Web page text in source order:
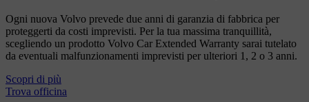
Ogni nuova Volvo prevede due anni di garanzia di fabbrica per
proteggerti da costi imprevisti. Per la tua massima tranquillità,
scegliendo un prodotto Volvo Car Extended Warranty sarai tutelato
da eventuali malfunzionamenti imprevisti per ulteriori 1, 2 o 3 anni.
Scopri di più
Trova officina